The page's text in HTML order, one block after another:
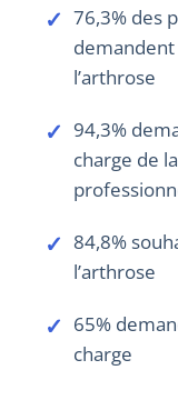
76,3% des
l’arthrose
94,3%
charge de
84,8%
l’arthrose
65%
charge